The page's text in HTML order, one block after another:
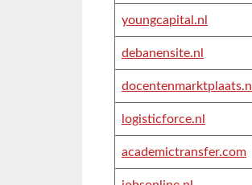
youngcapital.nl
debanensite.nl
docentenmarktplaats.nl
logisticforce.nl
academictransfer.com